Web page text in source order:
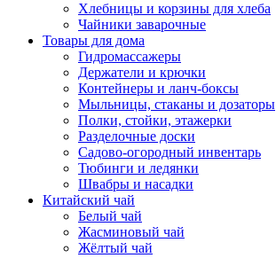
Хлебницы и корзины для хлеба
Чайники заварочные
Товары для дома
Гидромассажеры
Держатели и крючки
Контейнеры и ланч-боксы
Мыльницы, стаканы и дозаторы
Полки, стойки, этажерки
Разделочные доски
Садово-огородный инвентарь
Тюбинги и ледянки
Швабры и насадки
Китайский чай
Белый чай
Жасминовый чай
Жёлтый чай